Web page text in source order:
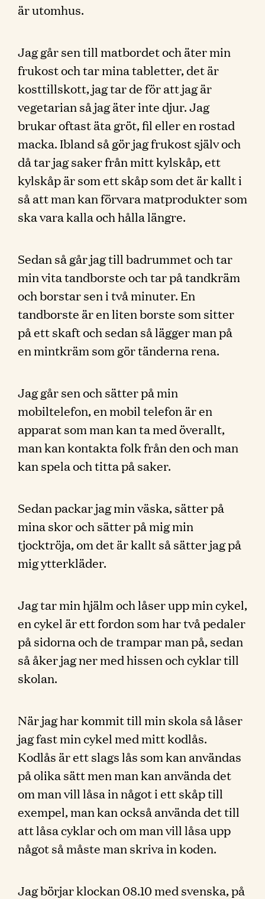
är utomhus.
Jag går sen till matbordet och äter min
frukost och tar mina tabletter, det är
kosttillskott, jag tar de för att jag är
vegetarian så jag äter inte djur. Jag
brukar oftast äta gröt, fil eller en rostad
macka. Ibland så gör jag frukost själv och
då tar jag saker från mitt kylskåp, ett
kylskåp är som ett skåp som det är kallt i
så att man kan förvara matprodukter som
ska vara kalla och hålla längre.
Sedan så går jag till badrummet och tar
min vita tandborste och tar på tandkräm
och borstar sen i två minuter. En
tandborste är en liten borste som sitter
på ett skaft och sedan så lägger man på
en mintkräm som gör tänderna rena.
Jag går sen och sätter på min
mobiltelefon, en mobil telefon är en
apparat som man kan ta med överallt,
man kan kontakta folk från den och man
kan spela och titta på saker.
Sedan packar jag min väska, sätter på
mina skor och sätter på mig min
tjocktröja, om det är kallt så sätter jag på
mig ytterkläder.
Jag tar min hjälm och låser upp min cykel,
en cykel är ett fordon som har två pedaler
på sidorna och de trampar man på, sedan
så åker jag ner med hissen och cyklar till
skolan.
När jag har kommit till min skola så låser
jag fast min cykel med mitt kodlås.
Kodlås är ett slags lås som kan användas
på olika sätt men man kan använda det
om man vill låsa in något i ett skåp till
exempel, man kan också använda det till
att låsa cyklar och om man vill låsa upp
något så måste man skriva in koden.
Jag börjar klockan 08.10 med svenska, på